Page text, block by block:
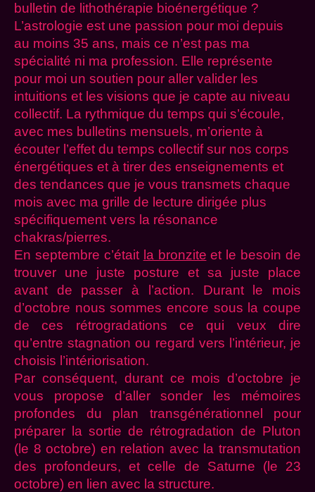
bulletin de lithothérapie bioénergétique ?
L’astrologie est une passion pour moi depuis
au moins 35 ans, mais ce n’est pas ma
spécialité ni ma profession. Elle représente
pour moi un soutien pour aller valider les
intuitions et les visions que je capte au niveau
collectif. La rythmique du temps qui s’écoule,
avec mes bulletins mensuels, m’oriente à
écouter l’effet du temps collectif sur nos corps
énergétiques et à tirer des enseignements et
des tendances que je vous transmets chaque
mois avec ma grille de lecture dirigée plus
spécifiquement vers la résonance
chakras/pierres.
En septembre c’était la bronzite et le besoin de
trouver une juste posture et sa juste place
avant de passer à l’action. Durant le mois
d’octobre nous sommes encore sous la coupe
de ces rétrogradations ce qui veux dire
qu’entre stagnation ou regard vers l’intérieur, je
choisis l’intériorisation.
Par conséquent, durant ce mois d’octobre je
vous propose d’aller sonder les mémoires
profondes du plan transgénérationnel pour
préparer la sortie de rétrogradation de Pluton
(le 8 octobre) en relation avec la transmutation
des profondeurs, et celle de Saturne (le 23
octobre) en lien avec la structure.